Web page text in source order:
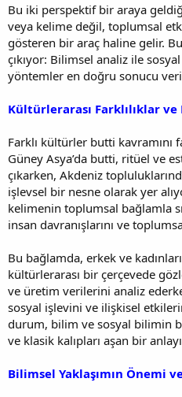
Bu iki perspektif bir araya
veya kelime değil, toplumsal
gösteren bir araç haline gelir.
çıkıyor: Bilimsel analiz ile
yöntemler en doğru sonucu
Kültürlerarası Farklılıklar
Farklı kültürler butti kavramını
Güney Asya’da butti, ritüel ve
çıkarken, Akdeniz
işlevsel bir nesne olarak yer
kelimenin toplumsal bağlamla
insan davranışlarını ve
Bu bağlamda, erkek ve
kültürlerarası bir çerçevede
ve üretim verilerini analiz
sosyal işlevini ve ilişkisel
durum, bilim ve sosyal bilimin
ve klasik kalıpları aşan bir
Bilimsel Yaklaşımın Önemi